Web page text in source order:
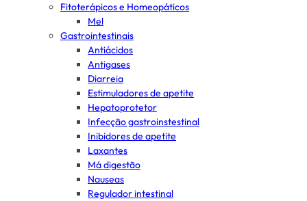
Fitoterápicos e Homeopáticos
Mel
Gastrointestinais
Antiácidos
Antigases
Diarreia
Estimuladores de apetite
Hepatoprotetor
Infecção gastroinstestinal
Inibidores de apetite
Laxantes
Má digestão
Nauseas
Regulador intestinal